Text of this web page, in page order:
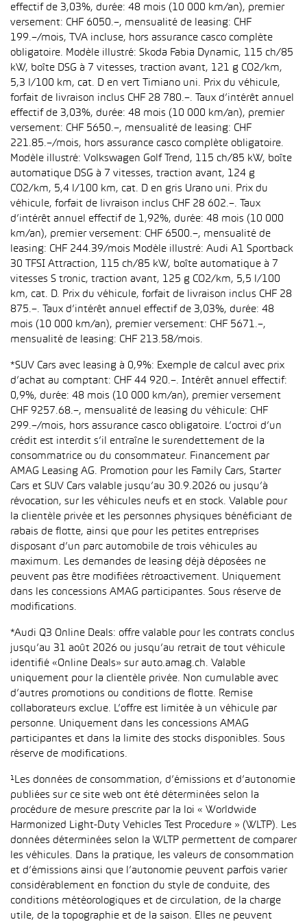
effectif de 3,03%, durée: 48 mois (10 000 km/an), premier
versement: CHF 6050.–, mensualité de leasing: CHF
199.–/mois, TVA incluse, hors assurance casco complète
obligatoire. Modèle illustré: Skoda Fabia Dynamic, 115 ch/85
kW, boîte DSG à 7 vitesses, traction avant, 121 g CO2/km,
5,3 l/100 km, cat. D en vert Timiano uni. Prix du véhicule,
forfait de livraison inclus CHF 28 780.–. Taux d’intérêt annuel
effectif de 3,03%, durée: 48 mois (10 000 km/an), premier
versement: CHF 5650.–, mensualité de leasing: CHF
221.85.–/mois, hors assurance casco complète obligatoire.
Modèle illustré: Volkswagen Golf Trend, 115 ch/85 kW, boîte
automatique DSG à 7 vitesses, traction avant, 124 g
CO2/km, 5,4 l/100 km, cat. D en gris Urano uni. Prix du
véhicule, forfait de livraison inclus CHF 28 602.–. Taux
d’intérêt annuel effectif de 1,92%, durée: 48 mois (10 000
km/an), premier versement: CHF 6500.–, mensualité de
leasing: CHF 244.39/mois Modèle illustré: Audi A1 Sportback
30 TFSI Attraction, 115 ch/85 kW, boîte automatique à 7
vitesses S tronic, traction avant, 125 g CO2/km, 5,5 l/100
km, cat. D. Prix du véhicule, forfait de livraison inclus CHF 28
875.–. Taux d’intérêt annuel effectif de 3,03%, durée: 48
mois (10 000 km/an), premier versement: CHF 5671.–,
mensualité de leasing: CHF 213.58/mois.
*SUV Cars avec leasing à 0,9%: Exemple de calcul avec prix
d’achat au comptant: CHF 44 920.–. Intérêt annuel effectif:
0,9%, durée: 48 mois (10 000 km/an), premier versement
CHF 9257.68.–, mensualité de leasing du véhicule: CHF
299.–/mois, hors assurance casco obligatoire. L’octroi d’un
crédit est interdit s’il entraîne le surendettement de la
consommatrice ou du consommateur. Financement par
AMAG Leasing AG. Promotion pour les Family Cars, Starter
Cars et SUV Cars valable jusqu’au 30.9.2026 ou jusqu’à
révocation, sur les véhicules neufs et en stock. Valable pour
la clientèle privée et les personnes physiques bénéficiant de
rabais de flotte, ainsi que pour les petites entreprises
disposant d’un parc automobile de trois véhicules au
maximum. Les demandes de leasing déjà déposées ne
peuvent pas être modifiées rétroactivement. Uniquement
dans les concessions AMAG participantes. Sous réserve de
modifications.
*Audi Q3 Online Deals: offre valable pour les contrats conclus
jusqu’au 31 août 2026 ou jusqu’au retrait de tout véhicule
identifié «Online Deals» sur auto.amag.ch. Valable
uniquement pour la clientèle privée. Non cumulable avec
d’autres promotions ou conditions de flotte. Remise
collaborateurs exclue. L’offre est limitée à un véhicule par
personne. Uniquement dans les concessions AMAG
participantes et dans la limite des stocks disponibles. Sous
réserve de modifications.
¹Les données de consommation, d’émissions et d’autonomie
publiées sur ce site web ont été déterminées selon la
procédure de mesure prescrite par la loi « Worldwide
Harmonized Light-Duty Vehicles Test Procedure » (WLTP). Les
données déterminées selon la WLTP permettent de comparer
les véhicules. Dans la pratique, les valeurs de consommation
et d’émissions ainsi que l’autonomie peuvent parfois varier
considérablement en fonction du style de conduite, des
conditions météorologiques et de circulation, de la charge
utile, de la topographie et de la saison. Elles ne peuvent